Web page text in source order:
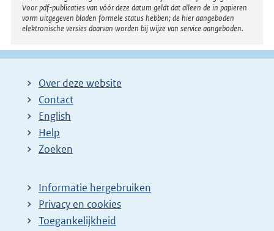
:
Voor pdf-publicaties van vóór deze datum geldt dat alleen de in papieren
vorm uitgegeven bladen formele status hebben; de hier aangeboden
elektronische versies daarvan worden bij wijze van service aangeboden.
Over deze website
Contact
English
Help
Zoeken
Informatie hergebruiken
Privacy en cookies
Toegankelijkheid